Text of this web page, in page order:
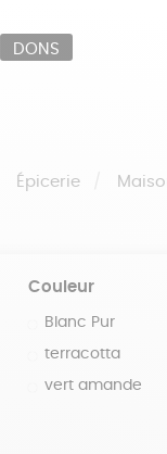
DONS
Épicerie
Couleur
Blanc Pur
terracotta
vert amande